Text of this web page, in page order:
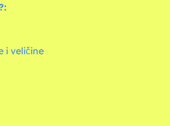
i veličine